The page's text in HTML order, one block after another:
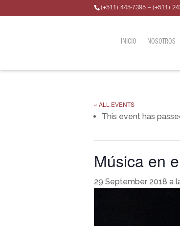
(+511) 445-7395 – (+511)
INICIO NOSOTROS
« ALL EVENTS
This event has
Música en
29 September 2018 a